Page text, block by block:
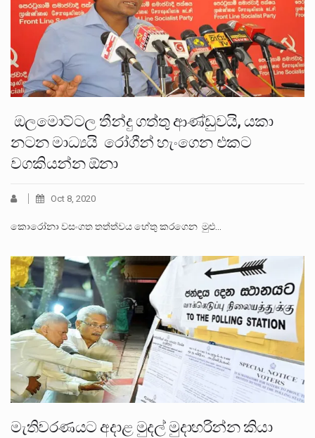
ඔලමොට්ටල තීන්දු ගත්තු ආණ්ඩුවයි, යකා
නටන මාධ්‍යයි රෝගීන් හැංගෙන එකට
වගකියන්න ඕනා
Oct 8, 2020
කොරෝනා වසංගත තත්ත්වය හේතු කරගෙන මුළු…
මැතිවරණයට අදාළ මුදල් මුදාහරින්න කියා